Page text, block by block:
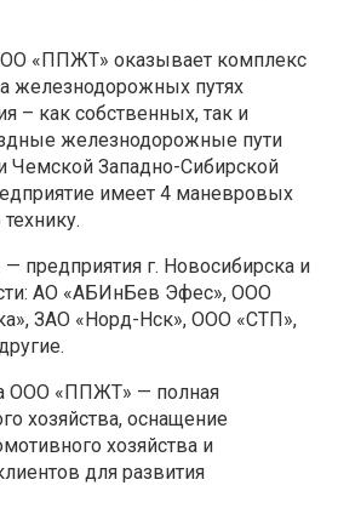
«ППЖТ» оказывает комплекс
железнодорожных путях
– как собственных, так и
железнодорожные пути
Чемской Западно-Сибирской
имеет 4 маневровых
предприятия г. Новосибирска и
АО «АБИнБев Эфес», ООО
ЗАО «Норд-Нск», ООО «СТП»,
ООО «ППЖТ» — полная
хозяйства, оснащение
хозяйства и
для развития